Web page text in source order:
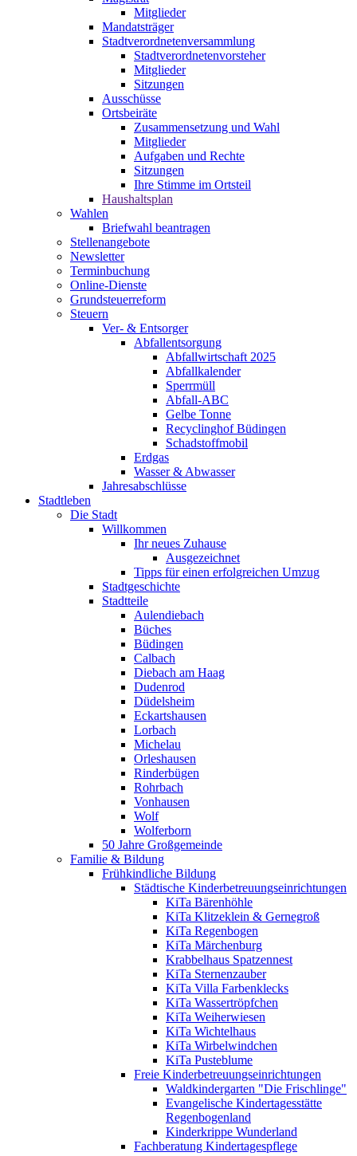
Mitglieder
Mandatsträger
Stadtverordnetenversammlung
Stadtverordnetenvorsteher
Mitglieder
Sitzungen
Ausschüsse
Ortsbeiräte
Zusammensetzung und Wahl
Mitglieder
Aufgaben und Rechte
Sitzungen
Ihre Stimme im Ortsteil
Haushaltsplan
Wahlen
Briefwahl beantragen
Stellenangebote
Newsletter
Terminbuchung
Online-Dienste
Grundsteuerreform
Steuern
Ver- & Entsorger
Abfallentsorgung
Abfallwirtschaft 2025
Abfallkalender
Sperrmüll
Abfall-ABC
Gelbe Tonne
Recyclinghof Büdingen
Schadstoffmobil
Erdgas
Wasser & Abwasser
Jahresabschlüsse
Stadtleben
Die Stadt
Willkommen
Ihr neues Zuhause
Ausgezeichnet
Tipps für einen erfolgreichen Umzug
Stadtgeschichte
Stadtteile
Aulendiebach
Büches
Büdingen
Calbach
Diebach am Haag
Dudenrod
Düdelsheim
Eckartshausen
Lorbach
Michelau
Orleshausen
Rinderbügen
Rohrbach
Vonhausen
Wolf
Wolferborn
50 Jahre Großgemeinde
Familie & Bildung
Frühkindliche Bildung
Städtische Kinderbetreuungseinrichtungen
KiTa Bärenhöhle
KiTa Klitzeklein & Gernegroß
KiTa Regenbogen
KiTa Märchenburg
Krabbelhaus Spatzennest
KiTa Sternenzauber
KiTa Villa Farbenklecks
KiTa Wassertröpfchen
KiTa Weiherwiesen
KiTa Wichtelhaus
KiTa Wirbelwindchen
KiTa Pusteblume
Freie Kinderbetreuungseinrichtungen
Waldkindergarten "Die Frischlinge"
Evangelische Kindertagesstätte
Regenbogenland
Kinderkrippe Wunderland
Fachberatung Kindertagespflege